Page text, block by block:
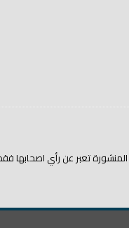
عن رأي اصحابها فقط.